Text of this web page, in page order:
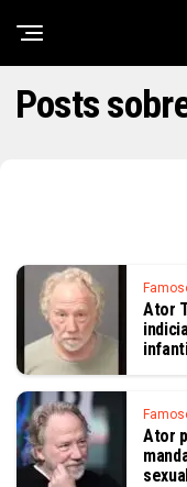
Posts
Ator
Ator